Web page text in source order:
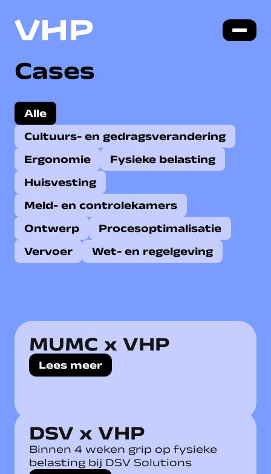
Cases
Alle
Cultuurs- en gedragsverandering
Ergonomie
Fysieke belasting
Huisvesting
Meld- en controlekamers
Ontwerp
Procesoptimalisatie
Vervoer
Wet- en regelgeving
MUMC x VHP
Lees meer
DSV x VHP
Binnen 4 weken grip op fysieke
belasting bij DSV Solutions